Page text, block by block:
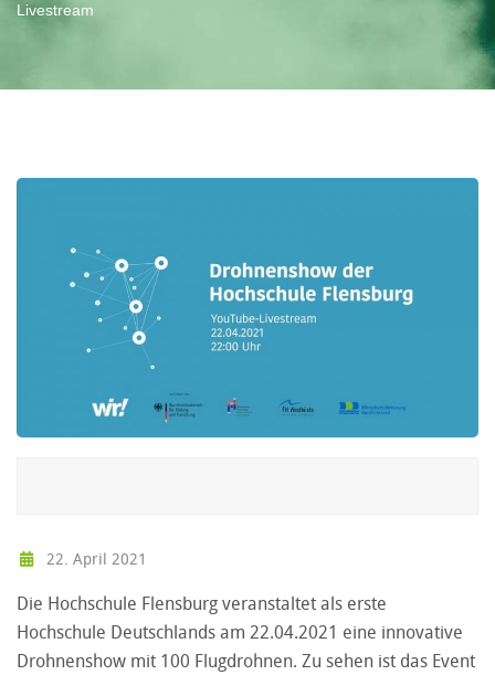
Livestream
22. April 2021
Die Hochschule Flensburg veranstaltet als erste
Hochschule Deutschlands am 22.04.2021 eine innovative
Drohnenshow mit 100 Flugdrohnen. Zu sehen ist das Event